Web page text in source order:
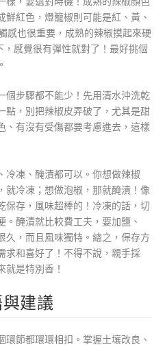
紅色，燈籠椒則可能是紅、黃、
也很重要，成熟的辣椒摸起來硬
感覺很有彈性就對了！最好挑個
個步驟都不能少！先用清水沖洗乾
點，別把辣椒皮弄破了，尤其是甜
、有沒有受傷都要考慮進去，這樣
冷凍、醃漬都可以。你想做辣椒
就冷凍；想做泡椒，那就醃漬！像
保存，風味超棒的！冷凍的話，切
醃漬就比較費工夫，要加鹽、
久，而且風味獨特。總之，保存方
求和喜好了！不得不說，親手採
就是特別香！
建議
節都環環相扣。掌握土壤改良、